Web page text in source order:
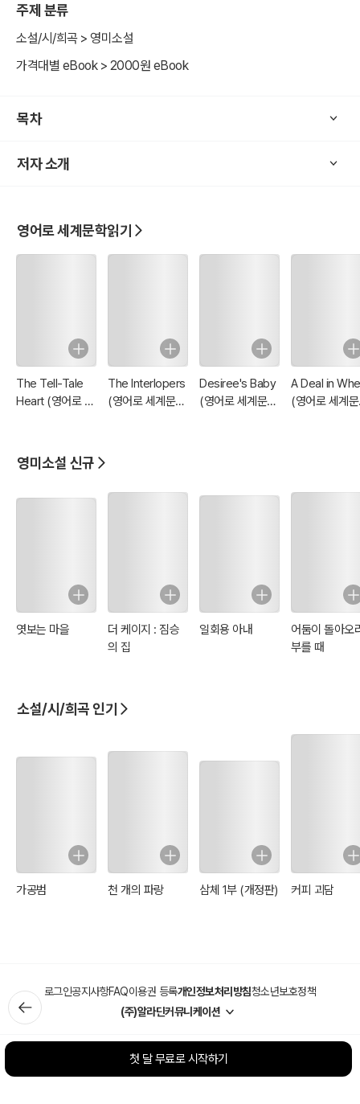
주제 분류
소설/시/희곡 > 영미소설
가격대별 eBook > 2000원 eBook
목차
저자 소개
영어로 세계문학읽기
The Tell-Tale
Heart (영어로 세
The Interlopers
(영어로 세계문학
Desiree's Baby
(영어로 세계문학
A Deal in
(영어로 세계
영미소설 신규
엿보는 마을
더 케이지 : 짐승
의 집
일회용 아내
어둠이 돌아오
부를 때
소설/시/희곡 인기
가공범 천 개의 파랑 삼체 1부 (개정판) 커피 괴담
로그인공지사항FAQ이용권 등록개인정보처리방침청소년보호정책
(주)알라딘커뮤니케이션
첫 달 무료로 시작하기